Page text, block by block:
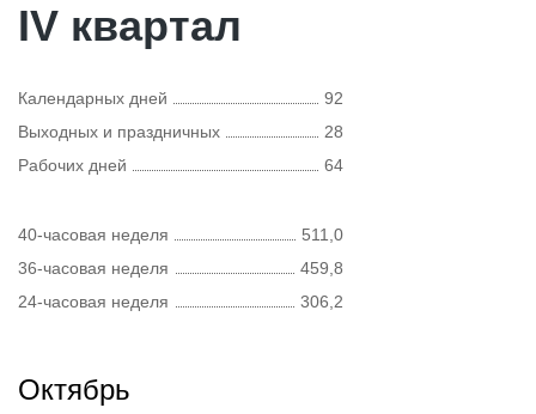
IV квартал
Календарных дней
92
Выходных и праздничных
28
Рабочих дней
64
40-часовая неделя
511,0
36-часовая неделя
459,8
24-часовая неделя
306,2
Октябрь